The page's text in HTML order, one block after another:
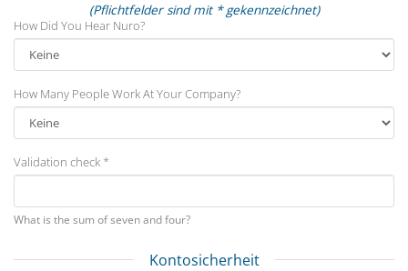
(Pflichtfelder sind mit * gekennzeichnet)
How Did You Hear Nuro?
How Many People Work At Your Company?
Validation check *
What is the sum of seven and four?
Kontosicherheit